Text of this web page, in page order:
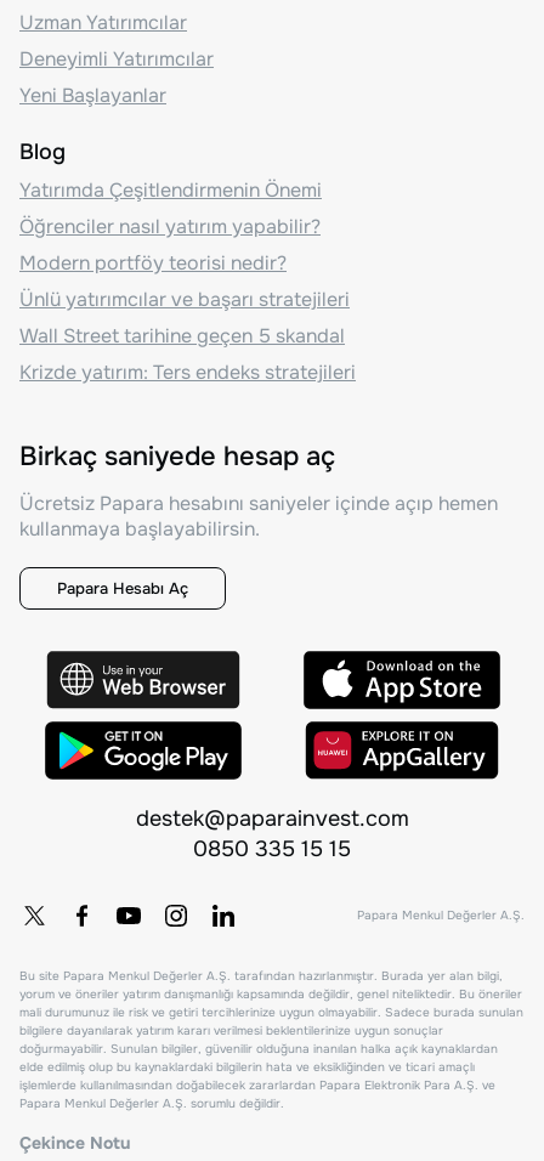
Uzman Yatırımcılar
Deneyimli Yatırımcılar
Yeni Başlayanlar
Blog
Yatırımda Çeşitlendirmenin Önemi
Öğrenciler nasıl yatırım yapabilir?
Modern portföy teorisi nedir?
Ünlü yatırımcılar ve başarı stratejileri
Wall Street tarihine geçen 5 skandal
Krizde yatırım: Ters endeks stratejileri
Birkaç saniyede hesap aç
Ücretsiz Papara hesabını saniyeler içinde açıp hemen
kullanmaya başlayabilirsin.
Papara Hesabı Aç
destek@paparainvest.com
0850 335 15 15
Papara Menkul Değerler A.Ş.
Bu site Papara Menkul Değerler A.Ş. tarafından hazırlanmıştır. Burada yer alan bilgi,
yorum ve öneriler yatırım danışmanlığı kapsamında değildir, genel niteliktedir. Bu öneriler
mali durumunuz ile risk ve getiri tercihlerinize uygun olmayabilir. Sadece burada sunulan
bilgilere dayanılarak yatırım kararı verilmesi beklentilerinize uygun sonuçlar
doğurmayabilir. Sunulan bilgiler, güvenilir olduğuna inanılan halka açık kaynaklardan
elde edilmiş olup bu kaynaklardaki bilgilerin hata ve eksikliğinden ve ticari amaçlı
işlemlerde kullanılmasından doğabilecek zararlardan Papara Elektronik Para A.Ş. ve
Papara Menkul Değerler A.Ş. sorumlu değildir.
Çekince Notu